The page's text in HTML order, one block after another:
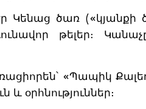
Կենաց ծառ («կյանքի
թելեր։
«Պապիկ
օրհնություններ։